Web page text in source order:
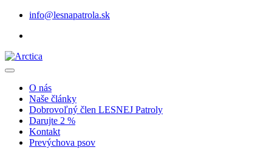
info@lesnapatrola.sk
O nás
Naše články
Dobrovoľný člen LESNEJ Patroly
Darujte 2 %
Kontakt
Prevýchova psov